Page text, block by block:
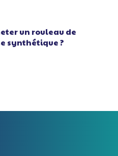
un rouleau de
synthétique ?